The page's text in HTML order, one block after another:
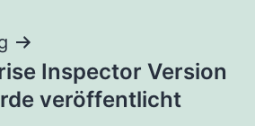
Inspector Version
veröffentlicht